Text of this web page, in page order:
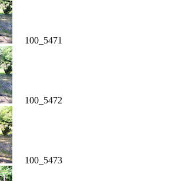
100_5471
100_5472
100_5473